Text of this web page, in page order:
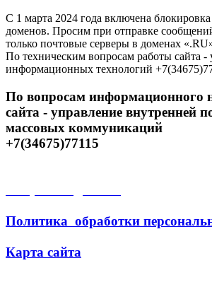
С 1 марта 2024 года включена
доменов. Просим при отправке
только почтовые серверы в доменах
По техническим вопросам работы сайта -
информационных технологий
По вопросам информационного
сайта - управление внутренней
массовых коммуникаций
+7(34675)77115
Политика обработки
Карта сайта